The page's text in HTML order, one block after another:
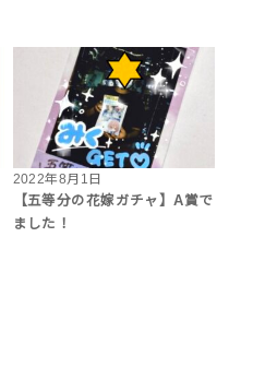
2022年8月1日
【五等分の花嫁ガチャ】A賞で
ました！